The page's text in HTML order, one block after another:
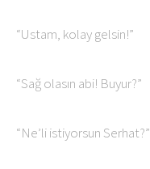
“Ustam, kolay gelsin!”
“Sağ olasın abi! Buyur?”
“Ne’li istiyorsun Serhat?”